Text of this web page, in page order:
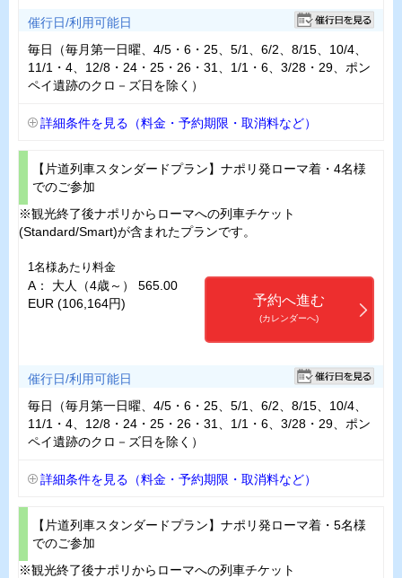
催行日/利用可能日
毎日（毎月第一日曜、4/5・6・25、5/1、6/2、8/15、10/4、
11/1・4、12/8・24・25・26・31、1/1・6、3/28・29、ポン
ペイ遺跡のクロ－ズ日を除く）
詳細条件を見る（料金・予約期限・取消料など）
【片道列車スタンダードプラン】ナポリ発ローマ着・4名様
でのご参加
※観光終了後ナポリからローマへの列車チケット
(Standard/Smart)が含まれたプランです。
1名様あたり料金
A： 大人（4歳～） 565.00
EUR (106,164円)
予約へ進む
(カレンダーへ)
催行日/利用可能日
毎日（毎月第一日曜、4/5・6・25、5/1、6/2、8/15、10/4、
11/1・4、12/8・24・25・26・31、1/1・6、3/28・29、ポン
ペイ遺跡のクロ－ズ日を除く）
詳細条件を見る（料金・予約期限・取消料など）
【片道列車スタンダードプラン】ナポリ発ローマ着・5名様
でのご参加
※観光終了後ナポリからローマへの列車チケット